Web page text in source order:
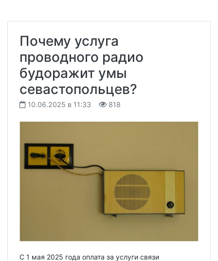
Почему услуга
проводного радио
будоражит умы
севастопольцев?
10.06.2025 в 11:33 818
С 1 мая 2025 года оплата за услуги связи